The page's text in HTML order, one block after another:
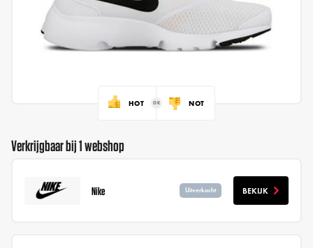
HOT NOT
Verkrijgbaar bij 1 webshop
Nike Uitverkocht BEKIJK